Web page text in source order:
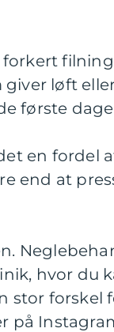
løft
første
en fordel
end at
hvor du
stor forskel
på